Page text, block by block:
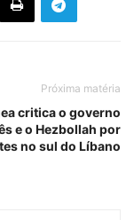
Próxima matéria
critica o governo
e o Hezbollah por
no sul do Líbano